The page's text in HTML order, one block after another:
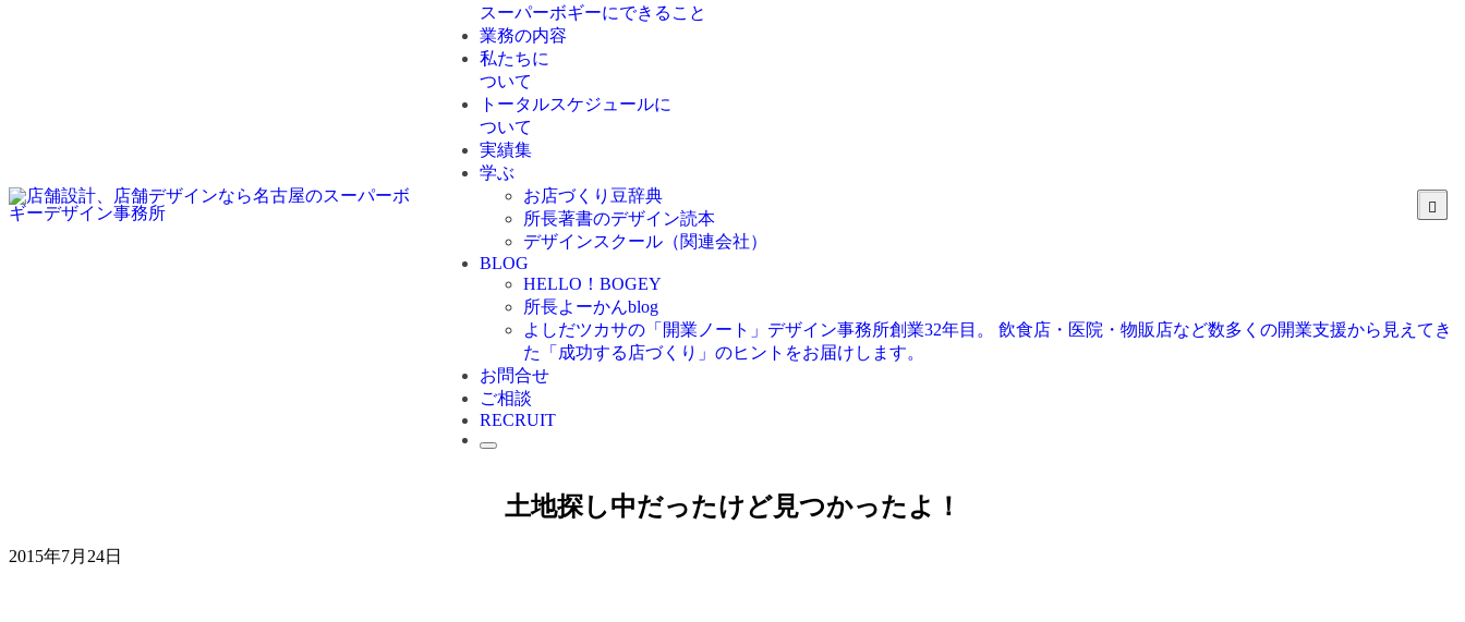
スーパーボギーにできること
業務の内容
私たちに
ついて
トータルスケジュールに
ついて
実績集
学ぶ
お店づくり豆辞典
所長著書のデザイン読本
デザインスクール（関連会社）
BLOG
HELLO！BOGEY
所長よーかんblog
よしだツカサの「開業ノート」 デザイン事務所創業32年目。 飲食店・医院・物販店など数多くの開業支援から見えてき
た「成功する店づくり」のヒントをお届けします。
お問合せ
ご相談
RECRUIT
土地探し中だったけど見つかったよ！
2015年7月24日